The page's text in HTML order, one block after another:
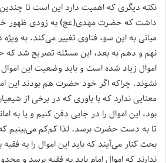
نکته دیگری که اهمیت دارد این است تا
داشت که حضرت مهدی(عج) به زودی ظهور
میانی به این سو، فتاوی تغییر می‌کند. به
نهم و دهم به بعد، این مسئله تصریح شد که
اموال زیاد شده است و باید وضعیت این
نشوند. چراکه اگر خود حضرت هم بودند این
معنایی ندارد که با باوری که در برخی از
بود، این‌ اموال را در جایی دفن کنیم و یا به
تا به دست حضرت برسد. لذا کم‌کم می‌بینیم که
بحث کنار می‌آیند که باید این اموال را به
ندارند که اموال امام باید به فقیه برسد و